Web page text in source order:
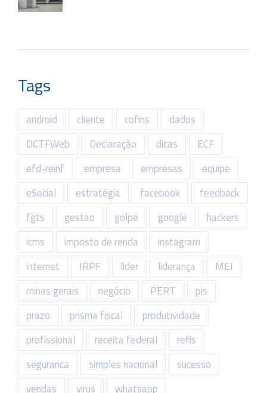
Tags
android cliente cofins
dados
DCTFWeb
Declaração dicas
ECF
efd-reinf
empresa empresas
equipe
eSocial
estratégia facebook
feedback
fgts
gestao golpe google
hackers
icms
imposto de renda
instagram
internet
IRPF lider liderança
MEI
minas gerais
negócio PERT
pis
prazo
prisma fiscal
produtividade
profissional
receita federal
refis
seguranca
simples nacional
sucesso
vendas
virus whatsapp